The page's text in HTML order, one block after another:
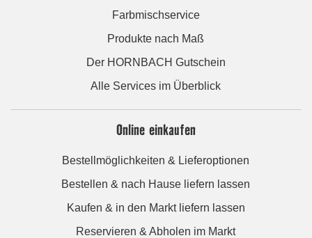
Farbmischservice
Produkte nach Maß
Der HORNBACH Gutschein
Alle Services im Überblick
Online einkaufen
Bestellmöglichkeiten & Lieferoptionen
Bestellen & nach Hause liefern lassen
Kaufen & in den Markt liefern lassen
Reservieren & Abholen im Markt